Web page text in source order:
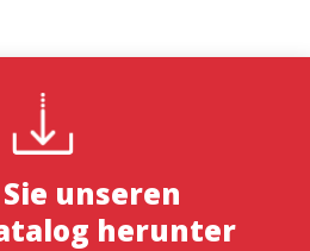
unseren
herunter